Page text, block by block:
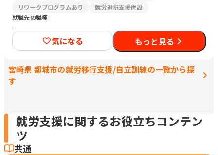
リワークプログラムあり
就労選択支援併設
就職先の職種
-
気になる もっと見る
宮崎県 都城市の就労移行支援/自立訓練の一覧から探
す
就労支援に関するお役立ちコンテン
ツ
共通